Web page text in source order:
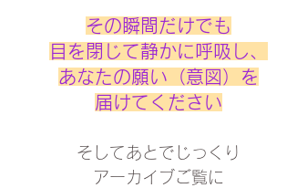
その瞬間だけでも
目を閉じて静かに呼吸し、
あなたの願い（意図）を
届けてください
そしてあとでじっくり
アーカイブご覧に